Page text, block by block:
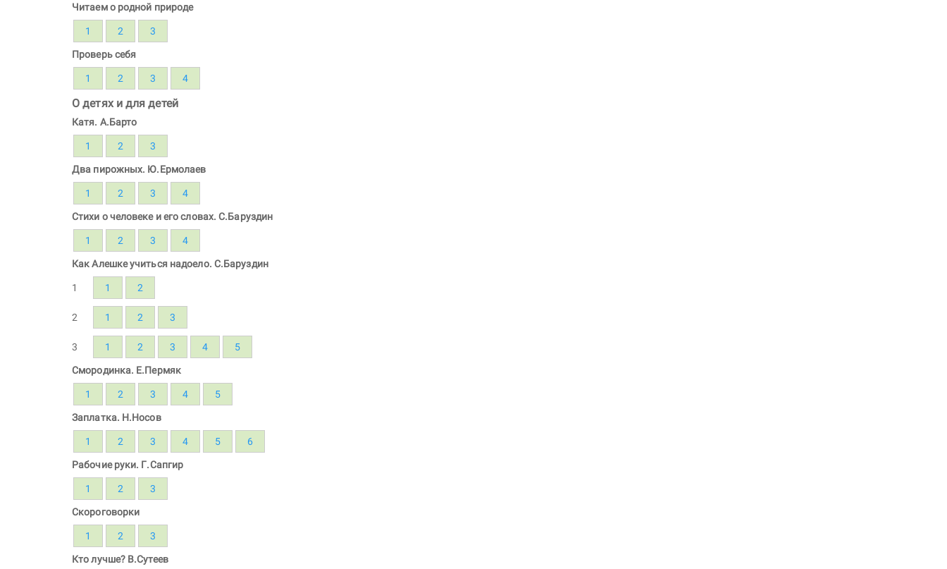
Читаем о родной природе
1 2 3
Проверь себя
1 2 3 4
О детях и для детей
Катя. А.Барто
1 2 3
Два пирожных. Ю.Ермолаев
1 2 3 4
Стихи о человеке и его словах. С.Баруздин
1 2 3 4
Как Алешке учиться надоело. С.Баруздин
1 1 2
2 1 2 3
3 1 2 3 4 5
Смородинка. Е.Пермяк
1 2 3 4 5
Заплатка. Н.Носов
1 2 3 4 5 6
Рабочие руки. Г.Сапгир
1 2 3
Скороговорки
1 2 3
Кто лучше? В.Сутеев